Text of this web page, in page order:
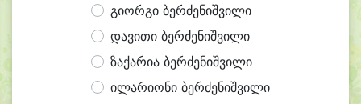
გიორგი ბერძენიშვილი
დავითი ბერძენიშვილი
ზაქარია ბერძენიშვილი
ილარიონი ბერძენიშვილი